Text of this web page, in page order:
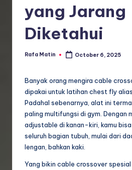
yang Jarang
Diketahui
Posted
Rafa Matin October 6, 2025
Banyak orang mengira cable
dipakai untuk latihan chest fly
Padahal sebenarnya, alat ini
paling multifungsi di gym. Dengan
adjustable di kanan-kiri, kamu
seluruh bagian tubuh, mulai dari
lengan, bahkan kaki.
Yang bikin cable crossover